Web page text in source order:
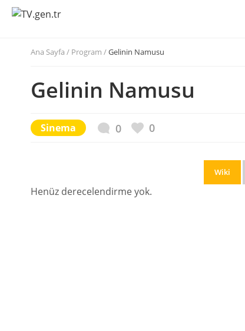
Ana Sayfa / Program /Gelinin Namusu
Gelinin Namusu
Sinema 0 0
Wiki
Henüz derecelendirme yok.